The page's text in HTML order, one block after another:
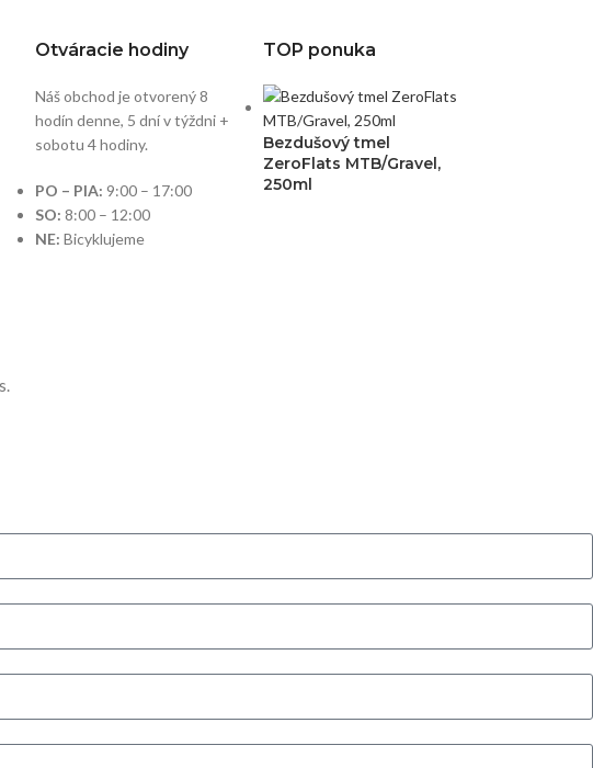
Otváracie hodiny
Náš obchod je otvorený 8
hodín denne, 5 dní v týždni +
sobotu 4 hodiny.
PO – PIA: 9:00 – 17:00
SO: 8:00 – 12:00
NE: Bicyklujeme
TOP ponuka
Bezdušový tmel
ZeroFlats MTB/Gravel,
250ml